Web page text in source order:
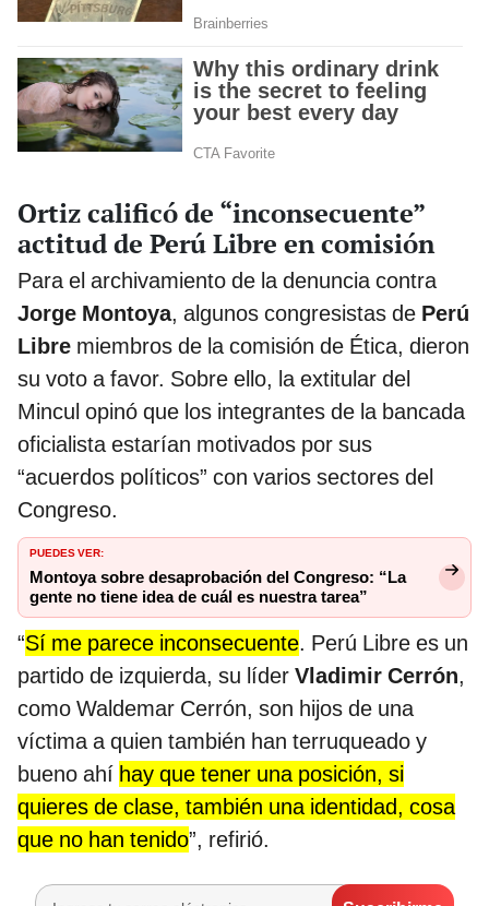
Ortiz calificó de “inconsecuente”
actitud de Perú Libre en comisión
Para el archivamiento de la denuncia contra
Jorge Montoya, algunos congresistas de Perú
Libre miembros de la comisión de Ética, dieron
su voto a favor. Sobre ello, la extitular del
Mincul opinó que los integrantes de la bancada
oficialista estarían motivados por sus
“acuerdos políticos” con varios sectores del
Congreso.
PUEDES VER:
Montoya sobre desaprobación del Congreso: “La
gente no tiene idea de cuál es nuestra tarea”
“Sí me parece inconsecuente. Perú Libre es un
partido de izquierda, su líder Vladimir Cerrón,
como Waldemar Cerrón, son hijos de una
víctima a quien también han terruqueado y
bueno ahí hay que tener una posición, si
quieres de clase, también una identidad, cosa
que no han tenido”, refirió.